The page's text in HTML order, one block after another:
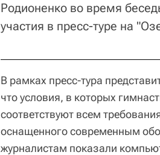
Родионенко во время
участия в пресс-туре на
В рамках пресс-тура
что условия, в которых
соответствуют всем
оснащенного современным
журналистам показали